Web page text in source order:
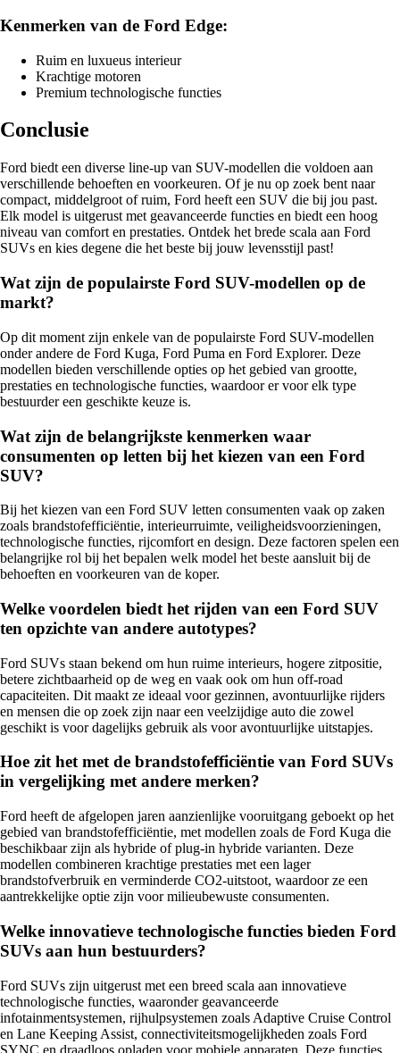
Kenmerken van de Ford Edge:
Ruim en luxueus interieur
Krachtige motoren
Premium technologische functies
Conclusie
Ford biedt een diverse line-up van SUV-modellen die voldoen aan
verschillende behoeften en voorkeuren. Of je nu op zoek bent naar
compact, middelgroot of ruim, Ford heeft een SUV die bij jou past.
Elk model is uitgerust met geavanceerde functies en biedt een hoog
niveau van comfort en prestaties. Ontdek het brede scala aan Ford
SUVs en kies degene die het beste bij jouw levensstijl past!
Wat zijn de populairste Ford SUV-modellen op de
markt?
Op dit moment zijn enkele van de populairste Ford SUV-modellen
onder andere de Ford Kuga, Ford Puma en Ford Explorer. Deze
modellen bieden verschillende opties op het gebied van grootte,
prestaties en technologische functies, waardoor er voor elk type
bestuurder een geschikte keuze is.
Wat zijn de belangrijkste kenmerken waar
consumenten op letten bij het kiezen van een Ford
SUV?
Bij het kiezen van een Ford SUV letten consumenten vaak op zaken
zoals brandstofefficiëntie, interieurruimte, veiligheidsvoorzieningen,
technologische functies, rijcomfort en design. Deze factoren spelen een
belangrijke rol bij het bepalen welk model het beste aansluit bij de
behoeften en voorkeuren van de koper.
Welke voordelen biedt het rijden van een Ford SUV
ten opzichte van andere autotypes?
Ford SUVs staan bekend om hun ruime interieurs, hogere zitpositie,
betere zichtbaarheid op de weg en vaak ook om hun off-road
capaciteiten. Dit maakt ze ideaal voor gezinnen, avontuurlijke rijders
en mensen die op zoek zijn naar een veelzijdige auto die zowel
geschikt is voor dagelijks gebruik als voor avontuurlijke uitstapjes.
Hoe zit het met de brandstofefficiëntie van Ford SUVs
in vergelijking met andere merken?
Ford heeft de afgelopen jaren aanzienlijke vooruitgang geboekt op het
gebied van brandstofefficiëntie, met modellen zoals de Ford Kuga die
beschikbaar zijn als hybride of plug-in hybride varianten. Deze
modellen combineren krachtige prestaties met een lager
brandstofverbruik en verminderde CO2-uitstoot, waardoor ze een
aantrekkelijke optie zijn voor milieubewuste consumenten.
Welke innovatieve technologische functies bieden Ford
SUVs aan hun bestuurders?
Ford SUVs zijn uitgerust met een breed scala aan innovatieve
technologische functies, waaronder geavanceerde
infotainmentsystemen, rijhulpsystemen zoals Adaptive Cruise Control
en Lane Keeping Assist, connectiviteitsmogelijkheden zoals Ford
SYNC en draadloos opladen voor mobiele apparaten. Deze functies